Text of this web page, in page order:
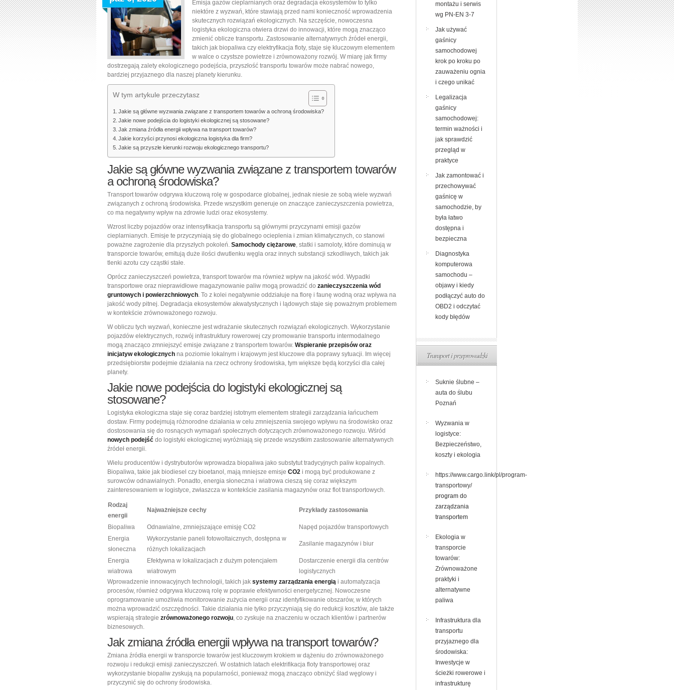
środowiska:
Nowe
podejścia
do
logistyki
ekologicznej
Emisja gazów cieplarnianych oraz degradacja ekosystemów to tylko
niektóre z wyzwań, które stawiają przed nami konieczność wprowadzenia
skutecznych rozwiązań ekologicznych. Na szczęście, nowoczesna
logistyka ekologiczna otwiera drzwi do innowacji, które mogą znacząco
zmienić oblicze transportu. Zastosowanie alternatywnych źródeł energii,
takich jak biopaliwa czy elektryfikacja floty, staje się kluczowym elementem
w walce o czystsze powietrze i zrównoważony rozwój. W miarę jak firmy
dostrzegają zalety ekologicznego podejścia, przyszłość transportu towarów może nabrać nowego,
bardziej przyjaznego dla naszej planety kierunku.
W tym artykule przeczytasz
Jakie są główne wyzwania związane z transportem towarów a ochroną środowiska?
Jakie nowe podejścia do logistyki ekologicznej są stosowane?
Jak zmiana źródła energii wpływa na transport towarów?
Jakie korzyści przynosi ekologiczna logistyka dla firm?
Jakie są przyszłe kierunki rozwoju ekologicznego transportu?
Jakie są główne wyzwania związane z transportem towarów
a ochroną środowiska?
Transport towarów odgrywa kluczową rolę w gospodarce globalnej, jednak niesie ze sobą wiele wyzwań
związanych z ochroną środowiska. Przede wszystkim generuje on znaczące zanieczyszczenia powietrza,
co ma negatywny wpływ na zdrowie ludzi oraz ekosystemy.
Wzrost liczby pojazdów oraz intensyfikacja transportu są głównymi przyczynami emisji gazów
cieplarnianych. Emisje te przyczyniają się do globalnego ocieplenia i zmian klimatycznych, co stanowi
poważne zagrożenie dla przyszłych pokoleń. Samochody ciężarowe, statki i samoloty, które dominują w
transporcie towarów, emitują duże ilości dwutlenku węgla oraz innych substancji szkodliwych, takich jak
tlenki azotu czy cząstki stałe.
Oprócz zanieczyszczeń powietrza, transport towarów ma również wpływ na jakość wód. Wypadki
transportowe oraz nieprawidłowe magazynowanie paliw mogą prowadzić do zanieczyszczenia wód
gruntowych i powierzchniowych. To z kolei negatywnie oddziałuje na florę i faunę wodną oraz wpływa na
jakość wody pitnej. Degradacja ekosystemów akwatystycznych i lądowych staje się poważnym problemem
w kontekście zrównoważonego rozwoju.
W obliczu tych wyzwań, konieczne jest wdrażanie skutecznych rozwiązań ekologicznych. Wykorzystanie
pojazdów elektrycznych, rozwój infrastruktury rowerowej czy promowanie transportu intermodalnego
mogą znacząco zmniejszyć emisje związane z transportem towarów. Wspieranie przepisów oraz
inicjatyw ekologicznych na poziomie lokalnym i krajowym jest kluczowe dla poprawy sytuacji. Im więcej
przedsiębiorstw podejmie działania na rzecz ochrony środowiska, tym większe będą korzyści dla całej
planety.
Jakie nowe podejścia do logistyki ekologicznej są
stosowane?
Logistyka ekologiczna staje się coraz bardziej istotnym elementem strategii zarządzania łańcuchem
dostaw. Firmy podejmują różnorodne działania w celu zmniejszenia swojego wpływu na środowisko oraz
dostosowania się do rosnących wymagań społecznych dotyczących zrównoważonego rozwoju. Wśród
nowych podejść do logistyki ekologicznej wyróżniają się przede wszystkim zastosowanie alternatywnych
źródeł energii.
Wielu producentów i dystrybutorów wprowadza biopaliwa jako substytut tradycyjnych paliw kopalnych.
Biopaliwa, takie jak biodiesel czy bioetanol, mają mniejsze emisje CO2 i mogą być produkowane z
surowców odnawialnych. Ponadto, energia słoneczna i wiatrowa cieszą się coraz większym
zainteresowaniem w logistyce, zwłaszcza w kontekście zasilania magazynów oraz flot transportowych.
Rodzaj
energii
Najważniejsze cechy Przykłady zastosowania
Biopaliwa Odnawialne, zmniejszające emisję CO2
Napęd pojazdów transportowych
Energia
słoneczna
Wykorzystanie paneli fotowoltaicznych, dostępna w
różnych lokalizacjach
Zasilanie magazynów i biur
Energia
wiatrowa
Efektywna w lokalizacjach z dużym potencjałem
wiatrowym
Dostarczenie energii dla centrów
logistycznych
Wprowadzenie innowacyjnych technologii, takich jak systemy zarządzania energią i automatyzacja
procesów, również odgrywa kluczową rolę w poprawie efektywności energetycznej. Nowoczesne
oprogramowanie umożliwia monitorowanie zużycia energii oraz identyfikowanie obszarów, w których
można wprowadzić oszczędności. Takie działania nie tylko przyczyniają się do redukcji kosztów, ale także
wspierają strategie zrównoważonego rozwoju, co zyskuje na znaczeniu w oczach klientów i partnerów
biznesowych.
Jak zmiana źródła energii wpływa na transport towarów?
Zmiana źródła energii w transporcie towarów jest kluczowym krokiem w dążeniu do zrównoważonego
rozwoju i redukcji emisji zanieczyszczeń. W ostatnich latach elektrifikacja floty transportowej oraz
wykorzystanie biopaliw zyskują na popularności, ponieważ mogą znacząco obniżyć ślad węglowy i
przyczynić się do ochrony środowiska.
montażu i serwis
wg PN-EN 3-7
Jak używać
gaśnicy
samochodowej
krok po kroku po
zauważeniu ognia
i czego unikać
Legalizacja
gaśnicy
samochodowej:
termin ważności i
jak sprawdzić
przegląd w
praktyce
Jak zamontować i
przechowywać
gaśnicę w
samochodzie, by
była łatwo
dostępna i
bezpieczna
Diagnostyka
komputerowa
samochodu –
objawy i kiedy
podłączyć auto do
OBD2 i odczytać
kody błędów
Transport i przeprowadzki
Suknie ślubne –
auta do ślubu
Poznań
Wyzwania w
logistyce:
Bezpieczeństwo,
koszty i ekologia
https://www.cargo.link/pl/program-
transportowy/
program do
zarządzania
transportem
Ekologia w
transporcie
towarów:
Zrównoważone
praktyki i
alternatywne
paliwa
Infrastruktura dla
transportu
przyjaznego dla
środowiska:
Inwestycje w
ścieżki rowerowe i
infrastrukturę